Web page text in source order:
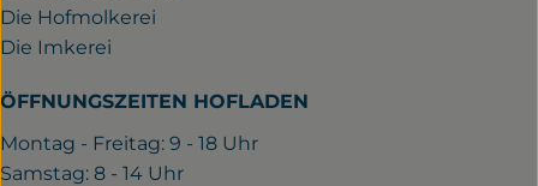
Die Hofmolkerei
Die Imkerei
ÖFFNUNGSZEITEN HOFLADEN
Montag - Freitag: 9 - 18 Uhr
Samstag: 8 - 14 Uhr